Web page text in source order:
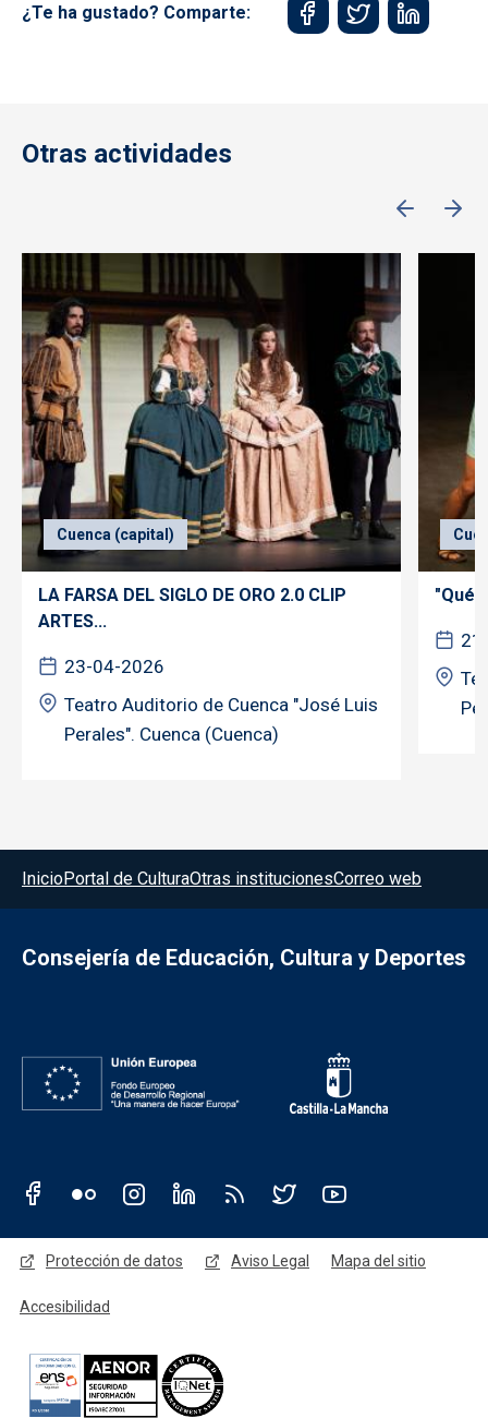
¿Te ha gustado? Comparte:
Otras actividades
Cuenca (capital)
LA FARSA DEL SIGLO DE ORO 2.0 CLIP
ARTES...
23-04-2026
Teatro Auditorio de Cuenca "José Luis
Perales". Cuenca (Cuenca)
"Qué
Menú del pie
InicioPortal de CulturaOtras institucionesCorreo web
Consejería de Educación, Cultura y Deportes
Redes sociales JCCM
Menú legal
Protección de datos Aviso Legal Mapa del sitio
Accesibilidad